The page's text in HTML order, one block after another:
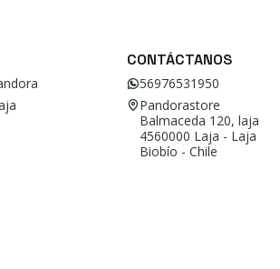
CONTÁCTANOS
56976531950
Pandorastore
Balmaceda 120, laja
4560000 Laja - Laja
Biobío - Chile